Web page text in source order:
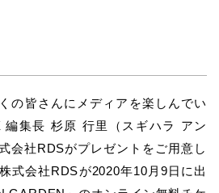
の皆さんにメディアを楽しんでい
編集長 杉原 行里（スギハラ アン
会社RDSがプレゼントをご用意し
式会社RDSが2020年10月9日に出